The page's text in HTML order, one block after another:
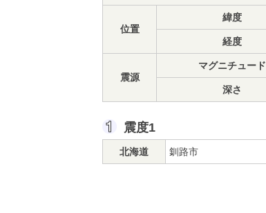
位置
緯度
経度
震源
マグニチュード
深さ
震度1
北海道 釧路市